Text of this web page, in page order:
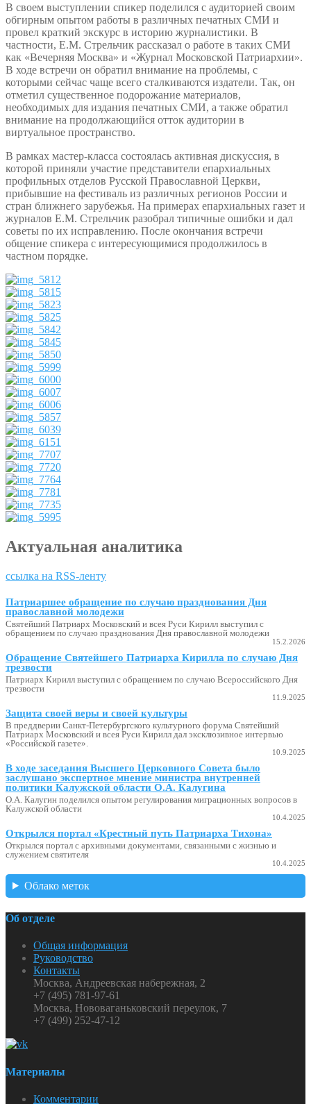
В своем выступлении спикер поделился с аудиторией своим
обгирным опытом работы в различных печатных СМИ и
провел краткий экскурс в историю журналистики. В
частности, Е.М. Стрельчик рассказал о работе в таких СМИ
как «Вечерняя Москва» и «Журнал Московской Патриархии».
В ходе встречи он обратил внимание на проблемы, с
которыми сейчас чаще всего сталкиваются издатели. Так, он
отметил существенное подорожание материалов,
необходимых для издания печатных СМИ, а также обратил
внимание на продолжающийся отток аудитории в
виртуальное пространство.
В рамках мастер-класса состоялась активная дискуссия, в
которой приняли участие представители епархиальных
профильных отделов Русской Православной Церкви,
прибывшие на фестиваль из различных регионов России и
стран ближнего зарубежья. На примерах епархиальных газет и
журналов Е.М. Стрельчик разобрал типичные ошибки и дал
советы по их исправлению. После окончания встречи
общение спикера с интересующимися продолжилось в
частном порядке.
Актуальная аналитика
ссылка на RSS-ленту
Патриаршее обращение по случаю празднования Дня
православной молодежи
Святейший Патриарх Московский и всея Руси Кирилл выступил с
обращением по случаю празднования Дня православной молодежи
15.2.2026
Обращение Святейшего Патриарха Кирилла по случаю Дня
трезвости
Патриарх Кирилл выступил с обращением по случаю Всероссийского Дня
трезвости
11.9.2025
Защита своей веры и своей культуры
В преддверии Санкт-Петербургского культурного форума Святейший
Патриарх Московский и всея Руси Кирилл дал эксклюзивное интервью
«Российской газете».
10.9.2025
В ходе заседания Высшего Церковного Совета было
заслушано экспертное мнение министра внутренней
политики Калужской области О.А. Калугина
О.А. Калугин поделился опытом регулирования миграционных вопросов в
Калужской области
10.4.2025
Открылся портал «Крестный путь Патриарха Тихона»
Открылся портал с архивными документами, связанными с жизнью и
служением святителя
10.4.2025
Облако меток
Об отделе
Общая информация
Руководство
Контакты
Москва, Андреевская набережная, 2
+7 (495) 781-97-61
Москва, Нововаганьковский переулок, 7
+7 (499) 252-47-12
Материалы
Комментарии